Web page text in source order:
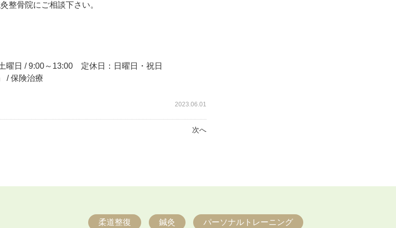
整骨院にご相談下さい。
曜日 / 9:00～13:00 定休日：日曜日・祝日
/ 保険治療
2023.06.01
次へ
柔道整復 鍼灸 パーソナルトレーニング